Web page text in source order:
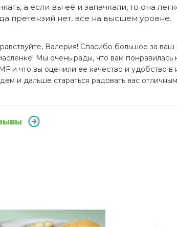
а если вы её и запачкали, то она
претензий нет, все на высшем уровне.
Валерия! Спасибо большое за ваш
Мы очень рады, что вам
и что вы оценили ее качество и удобство в
и дальше стараться радовать вас